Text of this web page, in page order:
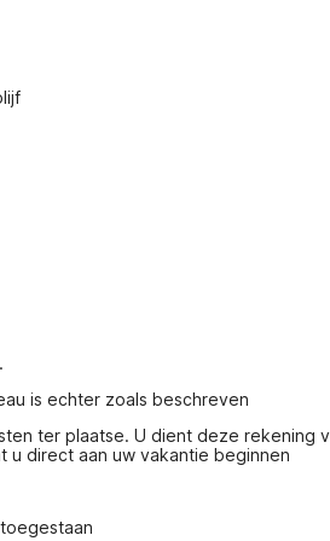
is echter zoals beschreven
ter plaatse. U dient deze rekening
u direct aan uw vakantie beginnen